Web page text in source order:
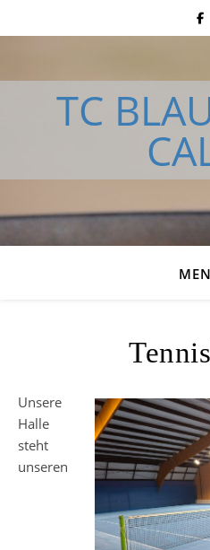
TC
Unsere
Halle
steht
unseren